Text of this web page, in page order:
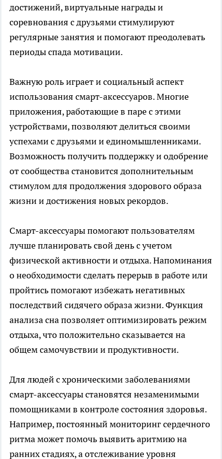
достижений, виртуальные награды и
соревнования с друзьями стимулируют
регулярные занятия и помогают преодолевать
периоды спада мотивации.
Важную роль играет и социальный аспект
использования смарт-аксессуаров. Многие
приложения, работающие в паре с этими
устройствами, позволяют делиться своими
успехами с друзьями и единомышленниками.
Возможность получить поддержку и одобрение
от сообщества становится дополнительным
стимулом для продолжения здорового образа
жизни и достижения новых рекордов.
Смарт-аксессуары помогают пользователям
лучше планировать свой день с учетом
физической активности и отдыха. Напоминания
о необходимости сделать перерыв в работе или
пройтись помогают избежать негативных
последствий сидячего образа жизни. Функция
анализа сна позволяет оптимизировать режим
отдыха, что положительно сказывается на
общем самочувствии и продуктивности.
Для людей с хроническими заболеваниями
смарт-аксессуары становятся незаменимыми
помощниками в контроле состояния здоровья.
Например, постоянный мониторинг сердечного
ритма может помочь выявить аритмию на
ранних стадиях, а отслеживание уровня